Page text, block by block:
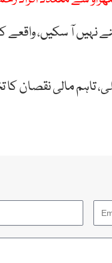
آ سکیں، واقعے
مالی نقصان کا